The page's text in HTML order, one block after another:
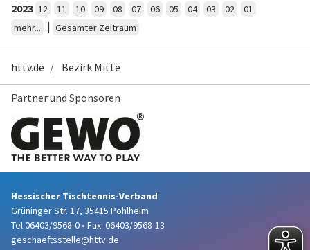
2023 12 11 10 09 08 07 06 05 04 03 02
01
mehr...
| Gesamter Zeitraum
httv.de Bezirk Mitte
Partner und Sponsoren
Hessischer Tischtennis-Verband
Grüninger Str. 17, 35415 Pohlheim
Tel 06403/9568-0 • Fax: 06403/9568-13
geschaeftsstelle@httv.de